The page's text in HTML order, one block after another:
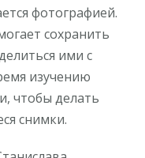
фотографией.
сохранить
ими с
изучению
чтобы делать
снимки.